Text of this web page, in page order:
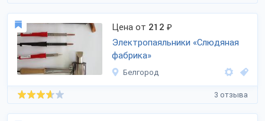
Цена от 212 ₽
Электропаяльники «Слюдяная
фабрика»
Белгород
3 отзыва